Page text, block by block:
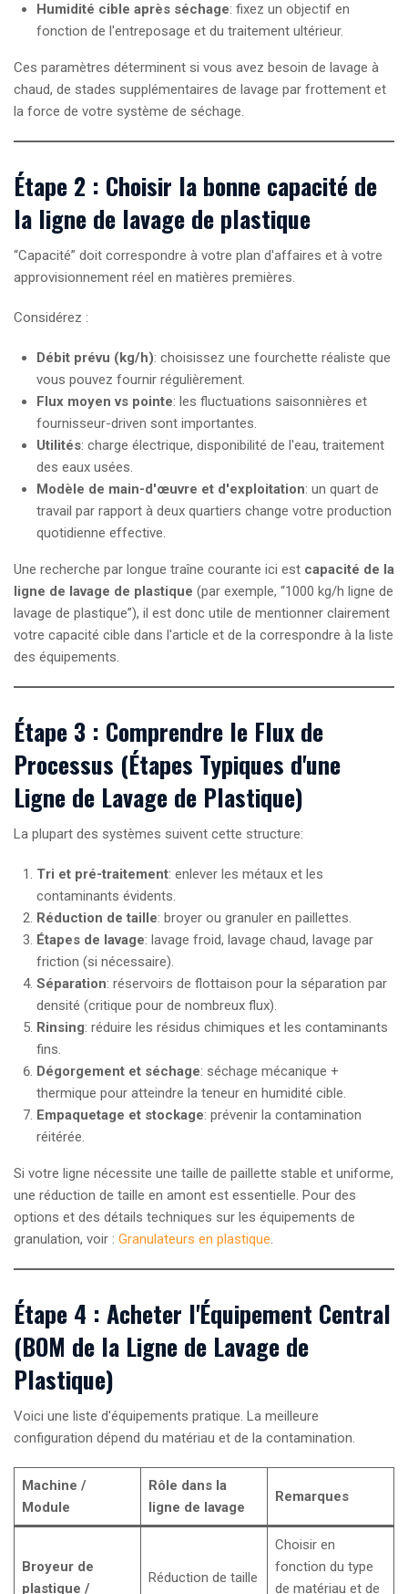
Humidité cible après séchage: fixez un objectif en
fonction de l'entreposage et du traitement ultérieur.
Ces paramètres déterminent si vous avez besoin de lavage à
chaud, de stades supplémentaires de lavage par frottement et
la force de votre système de séchage.
Étape 2 : Choisir la bonne capacité de
la ligne de lavage de plastique
“Capacité” doit correspondre à votre plan d'affaires et à votre
approvisionnement réel en matières premières.
Considérez :
Débit prévu (kg/h): choisissez une fourchette réaliste que
vous pouvez fournir régulièrement.
Flux moyen vs pointe: les fluctuations saisonnières et
fournisseur-driven sont importantes.
Utilités: charge électrique, disponibilité de l'eau, traitement
des eaux usées.
Modèle de main-d'œuvre et d'exploitation: un quart de
travail par rapport à deux quartiers change votre production
quotidienne effective.
Une recherche par longue traîne courante ici est capacité de la
ligne de lavage de plastique (par exemple, “1000 kg/h ligne de
lavage de plastique”), il est donc utile de mentionner clairement
votre capacité cible dans l'article et de la correspondre à la liste
des équipements.
Étape 3 : Comprendre le Flux de
Processus (Étapes Typiques d'une
Ligne de Lavage de Plastique)
La plupart des systèmes suivent cette structure:
Tri et pré-traitement: enlever les métaux et les
contaminants évidents.
Réduction de taille: broyer ou granuler en paillettes.
Étapes de lavage: lavage froid, lavage chaud, lavage par
friction (si nécessaire).
Séparation: réservoirs de flottaison pour la séparation par
densité (critique pour de nombreux flux).
Rinsing: réduire les résidus chimiques et les contaminants
fins.
Dégorgement et séchage: séchage mécanique +
thermique pour atteindre la teneur en humidité cible.
Empaquetage et stockage: prévenir la contamination
réitérée.
Si votre ligne nécessite une taille de paillette stable et uniforme,
une réduction de taille en amont est essentielle. Pour des
options et des détails techniques sur les équipements de
granulation, voir : Granulateurs en plastique.
Étape 4 : Acheter l'Équipement Central
(BOM de la Ligne de Lavage de
Plastique)
Voici une liste d'équipements pratique. La meilleure
configuration dépend du matériau et de la contamination.
Machine /
Module
Rôle dans la
ligne de lavage
Remarques
Broyeur de
plastique /
Réduction de taille
Choisir en
fonction du type
de matériau et de